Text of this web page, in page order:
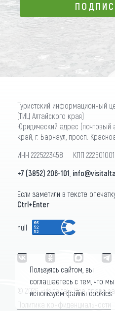
Туристский информационный
(ТИЦ Алтайского края)
Юридический адрес (почтовый
край, г. Барнаул, просп.
ИНН 2225223458 КПП
+7 (3852) 206-101
Если заметили в тексте
Ctrl+Enter
null
© 2026 «visitaltai» Все права
Политика конфиденциальности
Пользуясь сайтом, вы
соглашаетесь с тем, что мы
используем файлы cookies.